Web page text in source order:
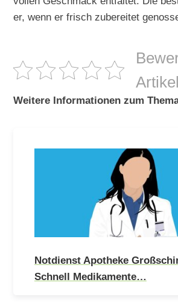
er, wenn er frisch zubereitet
Artikel
Weitere Informationen zum
Notdienst Apotheke
Schnell Medikamente…